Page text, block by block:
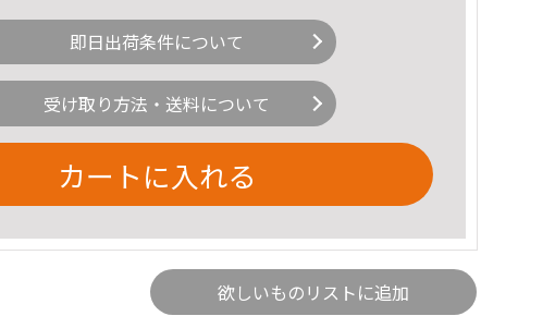
即日出荷条件について
受け取り方法・送料について
カートに入れる
欲しいものリストに追加